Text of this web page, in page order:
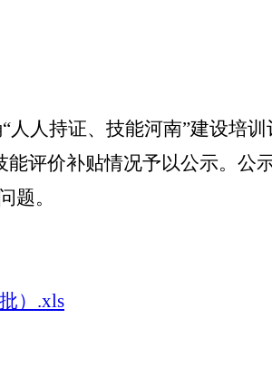
“人人持证、技能河南”建设培
评价补贴情况予以公示。公
题。
）.xls